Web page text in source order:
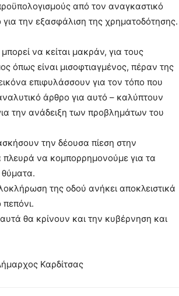
από τον αναγκαστικό
την εξασφάλιση της χρηματοδότησης.
να κείται μακράν, για τους
όπως είναι μισοφτιαγμένος, πέραν της
επιφυλάσσουν για τον τόπο που
άρθρο για αυτό – καλύπτουν
την ανάδειξη των προβλημάτων του
την δέουσα πίεση στην
πλευρά να κομπορρημονούμε για τα
της οδού ανήκει αποκλειστικά
πεπόνι.
θα κρίνουν και την κυβέρνηση και
Καρδίτσας